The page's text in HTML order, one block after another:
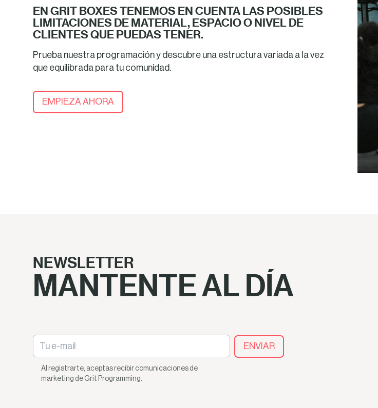
EN GRIT BOXES TENEMOS EN CUENTA LAS POSIBLES
LIMITACIONES DE MATERIAL, ESPACIO O NIVEL DE
CLIENTES QUE PUEDAS TENER.
Prueba nuestra programación y descubre una estructura variada a la vez
que equilibrada para tu comunidad.
EMPIEZA AHORA
NEWSLETTER
MANTENTE AL DÍA
Al registrarte, aceptas recibir comunicaciones de
marketing de Grit Programming.
ENVIAR